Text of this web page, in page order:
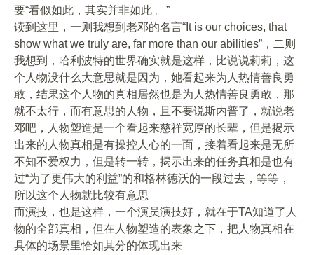
要“看似如此，其实并非如此 。”
读到这里，一则我想到老邓的名言“It is our choices, that
show what we truly are, far more than our abilities”，二则
我想到，哈利波特的世界确实就是这样，比说说莉莉，这
个人物没什么大意思就是因为，她看起来为人热情善良勇
敢，结果这个人物的真相居然也是为人热情善良勇敢，那
就不太行，而有意思的人物，且不要说斯内普了，就说老
邓吧，人物塑造是一个看起来慈祥宽厚的长辈，但是揭示
出来的人物真相是有操控人心的一面，接着看起来是无所
不知不爱权力，但是转一转，揭示出来的任务真相是也有
过“为了更伟大的利益”的和格林德沃的一段过去，等等，
所以这个人物就比较有意思
而演技，也是这样，一个演员演技好，就在于TA知道了人
物的全部真相，但在人物塑造的表象之下，把人物真相在
具体的场景里恰如其分的体现出来